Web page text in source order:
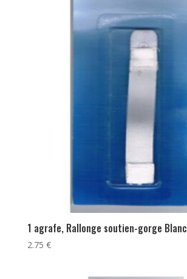
1 agrafe, Rallonge soutien-gorge Blanc
2.75 €